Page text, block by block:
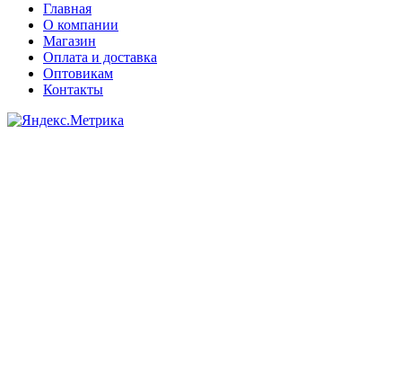
Главная
О компании
Магазин
Оплата и доставка
Оптовикам
Контакты